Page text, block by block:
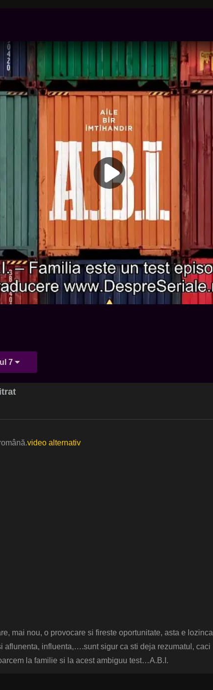
7
video alternativ
mai nou, o provocare si fireste oportunitate, asta e lozinca
aflunenta, influenta,….sunt sigur ca sti deja rezumatul, caci
la familie si la acest ambiguu test…A.B.I.